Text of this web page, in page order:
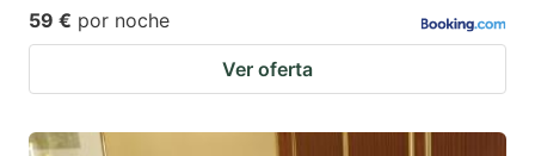
59 € por noche
Ver oferta